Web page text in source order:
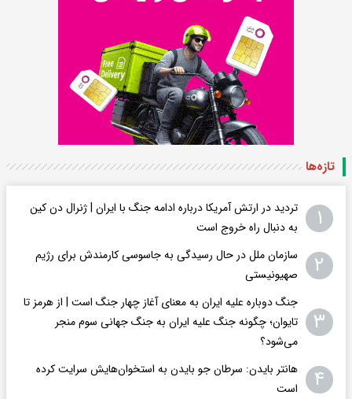
تازه‌ها
۱
تردید در ارتش آمریکا درباره ادامه جنگ با ایران | ژنرال دن کین
به دنبال راه خروج است
۲
سازمان ملل در حال رسیدگی به جاسوسی کارمندش برای رژیم
صهیونیستی
۳
جنگ دوباره علیه ایران به معنای آغاز چهار جنگ است | از هرمز تا
تایوان؛ چگونه جنگ علیه ایران به جنگ جهانی سوم منجر
می‌شود؟
۴
هانتر بایدن: سرطان جو بایدن به استخوان‌هایش سرایت کرده
است